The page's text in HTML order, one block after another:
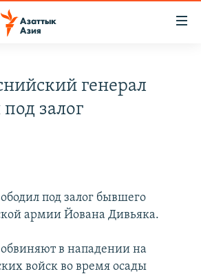
генерал
залог
под залог бывшего
армии Йована Дивьяка.
в нападении на
войск во время осады